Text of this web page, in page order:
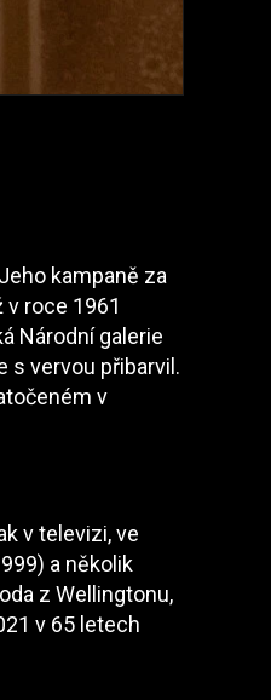
kampaně za
roce 1961
Národní galerie
s vervou přibarvil.
v
v televizi, ve
a několik
z Wellingtonu,
v 65 letech